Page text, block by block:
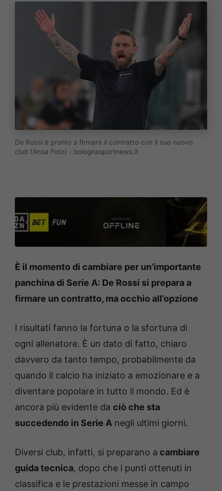
De Rossi è pronto a firmare il contratto con il suo nuovo
club (Ansa Foto) - bolognasportnews.it
È il momento di cambiare per un’importante
panchina di Serie A: De Rossi si prepara a
firmare un contratto, ma occhio all’opzione
I risultati fanno la fortuna o la sfortuna di
ogni allenatore. È un dato di fatto, chiaro
davvero da tanto tempo, probabilmente da
quando il calcio ha iniziato a emozionare e a
diventare popolare in tutto il mondo. Ed è
ancora più evidente da ciò che sta
succedendo in Serie A negli ultimi giorni.
Diversi club, infatti, si preparano a cambiare
guida tecnica, dopo che i punti ottenuti in
classifica e le prestazioni messe in campo